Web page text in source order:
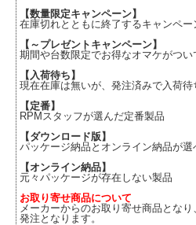
【数量限定キャンペーン】
在庫切れとともに終了するキャンペー
【～プレゼントキャンペーン】
期間や台数限定でお得なオマケがつい
【入荷待ち】
現在在庫は無いが、発注済みで入荷待
【定番】
RPMスタッフが選んだ定番製品
【ダウンロード版】
パッケージ納品とオンライン納品が
【オンライン納品】
元々パッケージが存在しない製品
お取り寄せ商品について
メーカーからのお取り寄せ商品とな
発注となります。